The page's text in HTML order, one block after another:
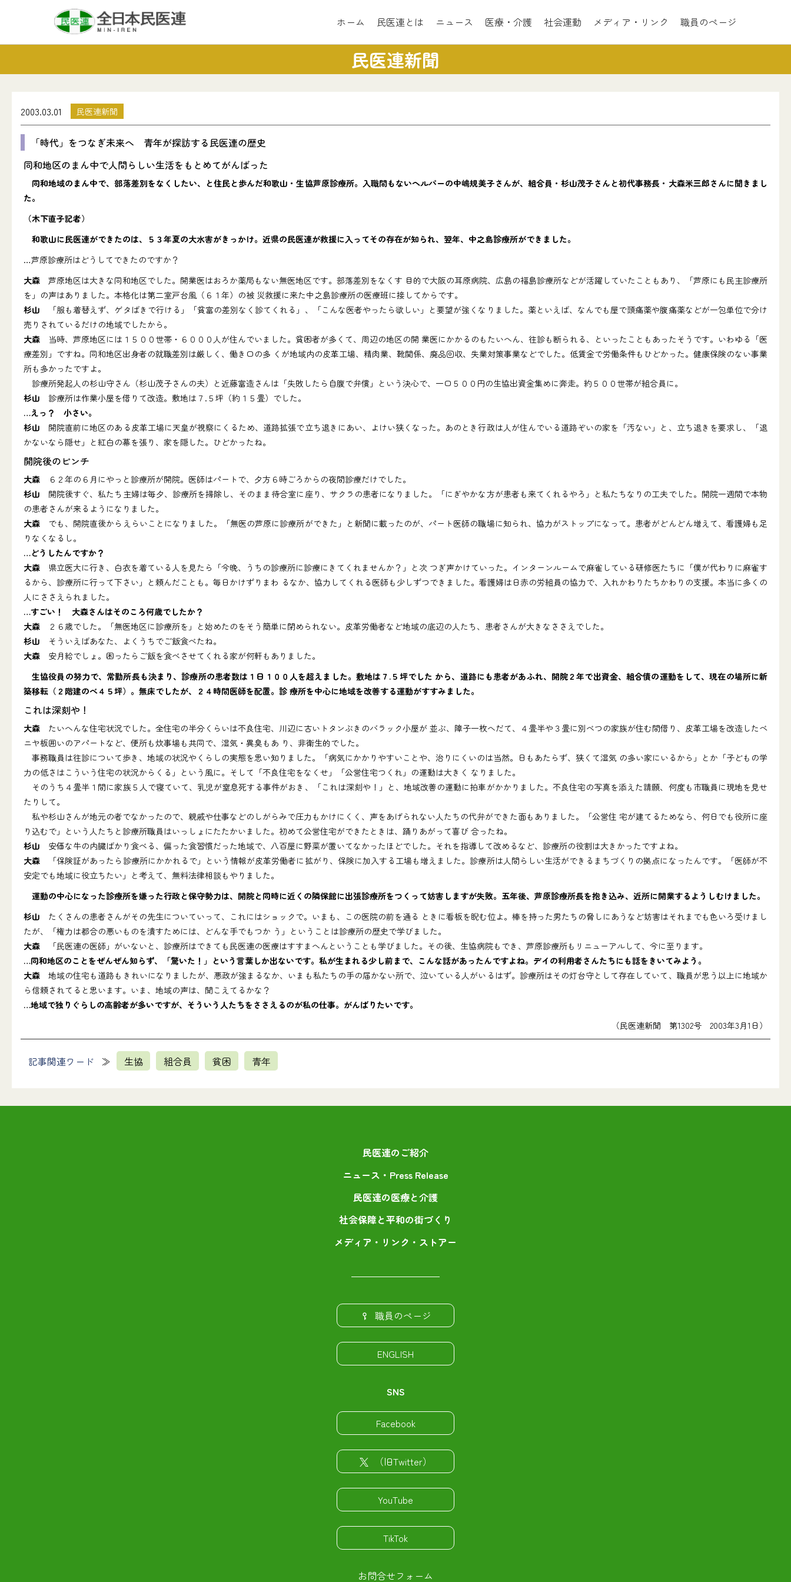
ホーム 民医連とは ニュース 医療・介護 社会運動 メディア・リンク 職員のページ
民医連新聞
2003.03.01 民医連新聞
「時代」をつなぎ未来へ 青年が探訪する民医連の歴史
同和地区のまん中で人間らしい生活をもとめてがんばった
同和地域のまん中で、部落差別をなくしたい、と住民と歩んだ和歌山・生協芦原診療所。入職間もないヘルパーの中嶋規美子さんが、組合員・杉山茂子さんと初代事務長・大森米三郎さんに聞きまし
た。
（木下直子記者）
和歌山に民医連ができたのは、５３年夏の大水害がきっかけ。近県の民医連が救援に入ってその存在が知られ、翌年、中之島診療所ができました。
…芦原診療所はどうしてできたのですか？
大森 芦原地区は大きな同和地区でした。開業医はおろか薬局もない無医地区です。部落差別をなくす 目的で大阪の耳原病院、広島の福島診療所などが活躍していたこともあり、「芦原にも民主診療所
を」の声はありました。本格化は第二室戸台風（６１年）の被 災救援に来た中之島診療所の医療班に接してからです。
杉山 「服も着替えず、ゲタばきで行ける」「貧富の差別なく診てくれる」、「こんな医者やったら欲しい」と要望が強くなりました。薬といえば、なんでも屋で頭痛薬や腹痛薬などが一包単位で分け
売りされているだけの地域でしたから。
大森 当時、芦原地区には１５００世帯・６０００人が住んでいました。貧困者が多くて、周辺の地区の開 業医にかかるのもたいへん、往診も断られる、といったこともあったそうです。いわゆる「医
療差別」ですね。同和地区出身者の就職差別は厳しく、働き口の多 くが地域内の皮革工場、精肉業、靴関係、廃品回収、失業対策事業などでした。低賃金で労働条件もひどかった。健康保険のない事業
所も多かったですよ。
診療所発起人の杉山守さん（杉山茂子さんの夫）と近藤富造さんは「失敗したら自腹で弁償」という決心で、一口５００円の生協出資金集めに奔走。約５００世帯が組合員に。
杉山 診療所は作業小屋を借りて改造。敷地は７.５坪（約１５畳）でした。
…えっ？ 小さい。
杉山 開院直前に地区のある皮革工場に天皇が視察にくるため、道路拡張で立ち退きにあい、よけい狭くなった。あのとき行政は人が住んでいる道路ぞいの家を「汚ない」と、立ち退きを要求し、「退
かないなら隠せ」と紅白の幕を張り、家を隠した。ひどかったね。
開院後のピンチ
大森 ６２年の６月にやっと診療所が開院。医師はパートで、夕方６時ごろからの夜間診療だけでした。
杉山 開院後すぐ、私たち主婦は毎夕、診療所を掃除し、そのまま待合室に座り、サクラの患者になりました。「にぎやかな方が患者も来てくれるやろ」と私たちなりの工夫でした。開院一週間で本物
の患者さんが来るようになりました。
大森 でも、開院直後からえらいことになりました。「無医の芦原に診療所ができた」と新聞に載ったのが、パート医師の職場に知られ、協力がストップになって。患者がどんどん増えて、看護婦も足
りなくなるし。
…どうしたんですか？
大森 県立医大に行き、白衣を着ている人を見たら「今晩、うちの診療所に診療にきてくれませんか？」と次 つぎ声かけていった。インターンルームで麻雀している研修医たちに「僕が代わりに麻雀す
るから、診療所に行って下さい」と頼んだことも。毎日かけずりまわ るなか、協力してくれる医師も少しずつできました。看護婦は日赤の労組員の協力で、入れかわりたちかわりの支援。本当に多くの
人にささえられました。
…すごい！ 大森さんはそのころ何歳でしたか？
大森 ２６歳でした。「無医地区に診療所を」と始めたのをそう簡単に閉められない。皮革労働者など地域の底辺の人たち、患者さんが大きなささえでした。
杉山 そういえばあなた、よくうちでご飯食べたね。
大森 安月給でしょ。困ったらご飯を食べさせてくれる家が何軒もありました。
生協役員の努力で、常勤所長も決まり、診療所の患者数は１日１００人を超えました。敷地は７.５坪でした から、道路にも患者があふれ、開院２年で出資金、組合債の運動をして、現在の場所に新
築移転（２階建のべ４５坪）。無床でしたが、２４時間医師を配置。診 療所を中心に地域を改善する運動がすすみました。
これは深刻や！
大森 たいへんな住宅状況でした。全住宅の半分くらいは不良住宅、川辺に古いトタンぶきのバラック小屋が 並ぶ、障子一枚へだて、４畳半や３畳に別べつの家族が住む間借り、皮革工場を改造したベ
ニヤ板囲いのアパートなど、便所も炊事場も共同で、湿気・異臭もあ り、非衛生的でした。
事務職員は往診について歩き、地域の状況やくらしの実態を思い知りました。「病気にかかりやすいことや、治りにくいのは当然。日もあたらず、狭くて湿気 の多い家にいるから」とか「子どもの学
力の低さはこういう住宅の状況からくる」という風に。そして「不良住宅をなくせ」「公営住宅つくれ」の運動は大きく なりました。
そのうち４畳半１間に家族５人で寝ていて、乳児が窒息死する事件がおき、「これは深刻や！」と、地域改善の運動に拍車がかかりました。不良住宅の写真を添えた請願、何度も市職員に現地を見せ
たりして。
私や杉山さんが地元の者でなかったので、親戚や仕事などのしがらみで圧力もかけにくく、声をあげられない人たちの代弁ができた面もありました。「公営住 宅が建てるためなら、何日でも役所に座
り込むで」という人たちと診療所職員はいっしょにたたかいました。初めて公営住宅ができたときは、踊りあがって喜び 合ったね。
杉山 安価な牛の内臓ばかり食べる、偏った食習慣だった地域で、八百屋に野菜が置いてなかったほどでした。それを指導して改めるなど、診療所の役割は大きかったですよね。
大森 「保険証があったら診療所にかかれるで」という情報が皮革労働者に拡がり、保険に加入する工場も増えました。診療所は人間らしい生活ができるまちづくりの拠点になったんです。「医師が不
安定でも地域に役立ちたい」と考えて、無料法律相談もやりました。
運動の中心になった診療所を嫌った行政と保守勢力は、開院と同時に近くの隣保館に出張診療所をつくって妨害しますが失敗。五年後、芦原診療所長を抱き込み、近所に開業するようしむけました。
杉山 たくさんの患者さんがその先生についていって、これにはショックで。いまも、この医院の前を通る ときに看板を睨む位よ。棒を持った男たちの脅しにあうなど妨害はそれまでも色いろ受けまし
たが、「権力は都合の悪いものを潰すためには、どんな手でもつか う」ということは診療所の歴史で学びました。
大森 「民医連の医師」がいないと、診療所はできても民医連の医療はすすまへんということも学びました。その後、生協病院もでき、芦原診療所もリニューアルして、今に至ります。
…同和地区のことをぜんぜん知らず、「驚いた！」という言葉しか出ないです。私が生まれる少し前まで、こんな話があったんですよね。デイの利用者さんたちにも話をきいてみよう。
大森 地域の住宅も道路もきれいになりましたが、悪政が強まるなか、いまも私たちの手の届かない所で、泣いている人がいるはず。診療所はその灯台守として存在していて、職員が思う以上に地域か
ら信頼されてると思います。いま、地域の声は、聞こえてるかな？
…地域で独りぐらしの高齢者が多いですが、そういう人たちをささえるのが私の仕事。がんばりたいです。
（民医連新聞 第1302号 2003年3月1日）
記事関連ワード 生協 組合員 貧困 青年
民医連のご紹介
ニュース・Press Release
民医連の医療と介護
社会保障と平和の街づくり
メディア・リンク・ストアー
職員のページ
ENGLISH
SNS
Facebook
（旧Twitter）
YouTube
TikTok
お問合せフォーム